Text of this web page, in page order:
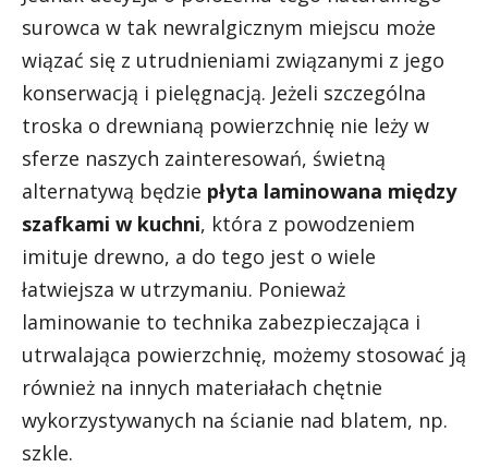
surowca w tak newralgicznym miejscu może
wiązać się z utrudnieniami związanymi z jego
konserwacją i pielęgnacją. Jeżeli szczególna
troska o drewnianą powierzchnię nie leży w
sferze naszych zainteresowań, świetną
alternatywą będzie płyta laminowana między
szafkami w kuchni, która z powodzeniem
imituje drewno, a do tego jest o wiele
łatwiejsza w utrzymaniu. Ponieważ
laminowanie to technika zabezpieczająca i
utrwalająca powierzchnię, możemy stosować ją
również na innych materiałach chętnie
wykorzystywanych na ścianie nad blatem, np.
szkle.